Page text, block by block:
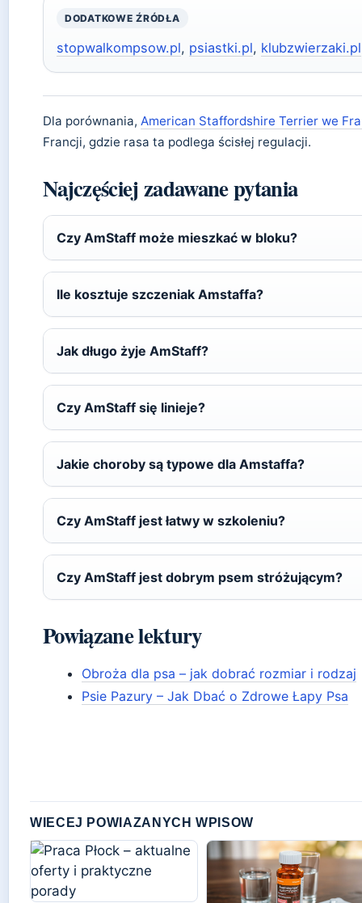
DODATKOWE ŹRÓDŁA
stopwalkompsow.pl, psiastki.pl, klubzwierzaki.pl
Dla porównania, American Staffordshire Terrier we
Francji, gdzie rasa ta podlega ścisłej regulacji.
Najczęściej zadawane pytania
Czy AmStaff może mieszkać w bloku?
Ile kosztuje szczeniak Amstaffa?
Jak długo żyje AmStaff?
Czy AmStaff się linieje?
Jakie choroby są typowe dla Amstaffa?
Czy AmStaff jest łatwy w szkoleniu?
Czy AmStaff jest dobrym psem stróżującym?
Powiązane lektury
Obroża dla psa – jak dobrać rozmiar i rodzaj
Psie Pazury – Jak Dbać o Zdrowe Łapy Psa
WIECEJ POWIAZANYCH WPISOW